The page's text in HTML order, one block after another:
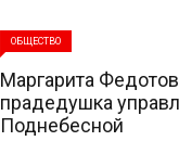
ОБЩЕСТВО
Маргарита
прадедушка
Поднебесной